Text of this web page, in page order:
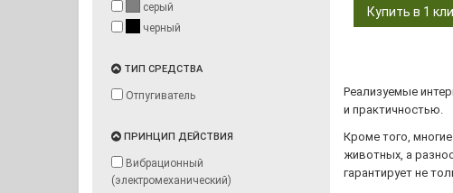
серый
черный
ТИП СРЕДСТВА
Отпугиватель
ПРИНЦИП ДЕЙСТВИЯ
Вибрационный
(электромеханический)
Реализуемые
и практичностью.
Кроме того,
животных, а
гарантирует не